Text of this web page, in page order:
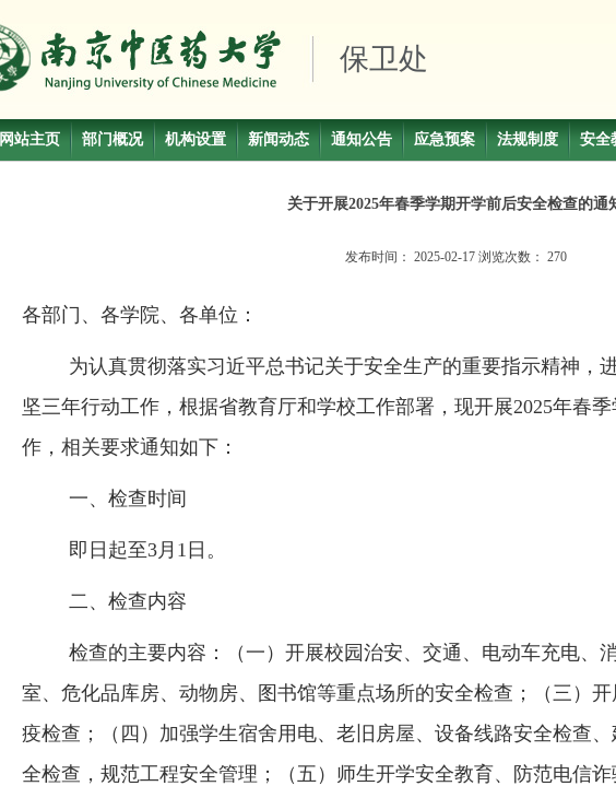
保卫处
网站主页 部门概况 机构设置 新闻动态 通知公告 应急预案 法规制度 安全
关于开展2025年春季学期开学前后安全检查的通
发布时间： 2025-02-17 浏览次数： 270
各部门、各学院、各单位：
为认真贯彻落实习近平总书记关于安全生产的重要指示精神，
坚三年行动工作，根据省教育厅和学校工作部署，现开展2025年春季
作，相关要求通知如下：
一、检查时间
即日起至3月 1 日。
二、检查内容
检查的主要内容：（一）开展校园治安、交通、电动车充电、
室、危化品库房、动物房、图书馆等重点场所的安全检查；（三）
疫检查；（四）加强学生宿舍用电、老旧房屋、设备线路安全检查
全检查，规范工程安全管理；（五）师生开学安全教育、防范电信诈